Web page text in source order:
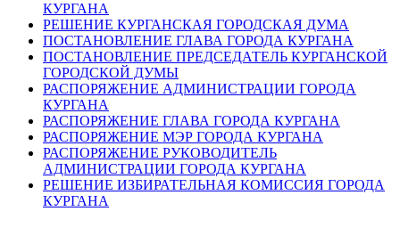
КУРГАНА
РЕШЕНИЕ КУРГАНСКАЯ ГОРОДСКАЯ ДУМА
ПОСТАНОВЛЕНИЕ ГЛАВА ГОРОДА КУРГАНА
ПОСТАНОВЛЕНИЕ ПРЕДСЕДАТЕЛЬ КУРГАНСКОЙ
ГОРОДСКОЙ ДУМЫ
РАСПОРЯЖЕНИЕ АДМИНИСТРАЦИИ ГОРОДА
КУРГАНА
РАСПОРЯЖЕНИЕ ГЛАВА ГОРОДА КУРГАНА
РАСПОРЯЖЕНИЕ МЭР ГОРОДА КУРГАНА
РАСПОРЯЖЕНИЕ РУКОВОДИТЕЛЬ
АДМИНИСТРАЦИИ ГОРОДА КУРГАНА
РЕШЕНИЕ ИЗБИРАТЕЛЬНАЯ КОМИССИЯ ГОРОДА
КУРГАНА